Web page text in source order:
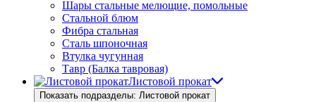
Шары стальные мелющие, помольные
Стальной блюм
Фибра стальная
Сталь шпоночная
Втулка чугунная
Тавр (Балка тавровая)
Листовой прокат
Показать подразделы: Листовой прокат